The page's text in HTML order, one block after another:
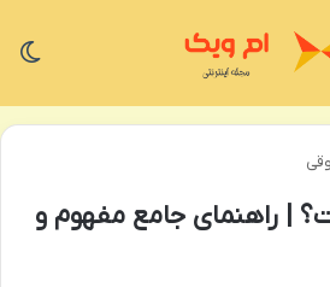
| راهنمای جامع مفهوم و